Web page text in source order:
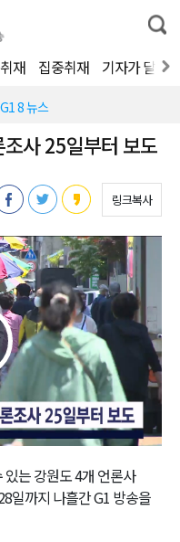
통
합
색
재 집중취재 기자가 달려
G1 8 뉴스
사 25일부터 보도
링크복사
는 강원도 4개 언론사
일까지 나흘간 G1 방송을